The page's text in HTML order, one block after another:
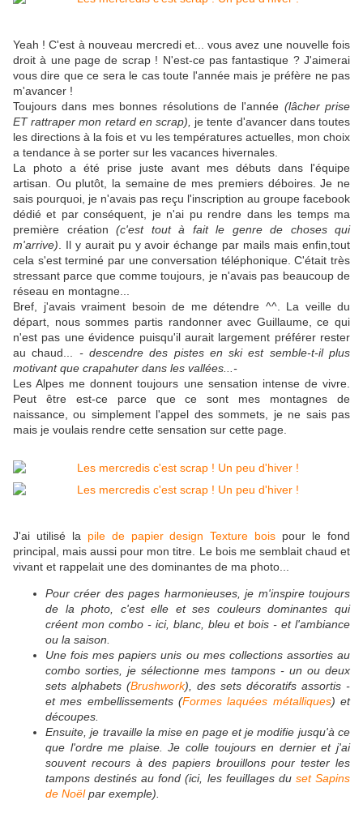
Yeah ! C'est à nouveau mercredi et... vous avez une nouvelle fois
droit à une page de scrap ! N'est-ce pas fantastique ? J'aimerai
vous dire que ce sera le cas toute l'année mais je préfère ne pas
m'avancer !
Toujours dans mes bonnes résolutions de l'année (lâcher prise
ET rattraper mon retard en scrap),
je tente d'avancer dans toutes
les directions à la fois et vu les températures actuelles, mon choix
a tendance à se porter sur les vacances hivernales.
La photo a été prise juste avant mes débuts dans l'équipe
artisan. Ou plutôt, la semaine de mes premiers déboires. Je ne
sais pourquoi, je n'avais pas reçu l'inscription au groupe facebook
dédié et par conséquent, je n'ai pu rendre dans les temps ma
première création (c'est tout à fait le genre de choses qui
m'arrive) . Il y aurait pu y avoir échange par mails mais enfin,tout
cela s'est terminé par une conversation téléphonique. C'était très
stressant parce que comme toujours, je n'avais pas beaucoup de
réseau en montagne...
Bref, j'avais vraiment besoin de me détendre ^^. La veille du
départ, nous sommes partis randonner avec Guillaume, ce qui
n'est pas une évidence puisqu'il aurait largement préférer rester
au chaud... - descendre des pistes en ski est semble-t-il plus
motivant que crapahuter dans les vallées...-
Les Alpes me donnent toujours une sensation intense de vivre.
Peut être est-ce parce que ce sont mes montagnes de
naissance, ou simplement l'appel des sommets, je ne sais pas
mais je voulais rendre cette sensation sur cette page.
J'ai utilisé la pile de papier design Texture bois pour le fond
principal, mais aussi pour mon titre. Le bois me semblait chaud et
vivant et rappelait une des dominantes de ma photo...
Pour créer des pages harmonieuses, je m'inspire toujours
de la photo, c'est elle et ses couleurs dominantes qui
créent mon combo - ici, blanc, bleu et bois - et l'ambiance
ou la saison.
Une fois mes papiers unis ou mes collections assorties au
combo sorties, je sélectionne mes tampons - un ou deux
sets alphabets (Brushwork), des sets décoratifs assortis -
et mes embellissements (Formes laquées métalliques) et
découpes.
Ensuite, je travaille la mise en page et je modifie jusqu'à ce
que l'ordre me plaise. Je colle toujours en dernier et j'ai
souvent recours à des papiers brouillons pour tester les
tampons destinés au fond (ici, les feuillages du set Sapins
de Noëlpar exemple).